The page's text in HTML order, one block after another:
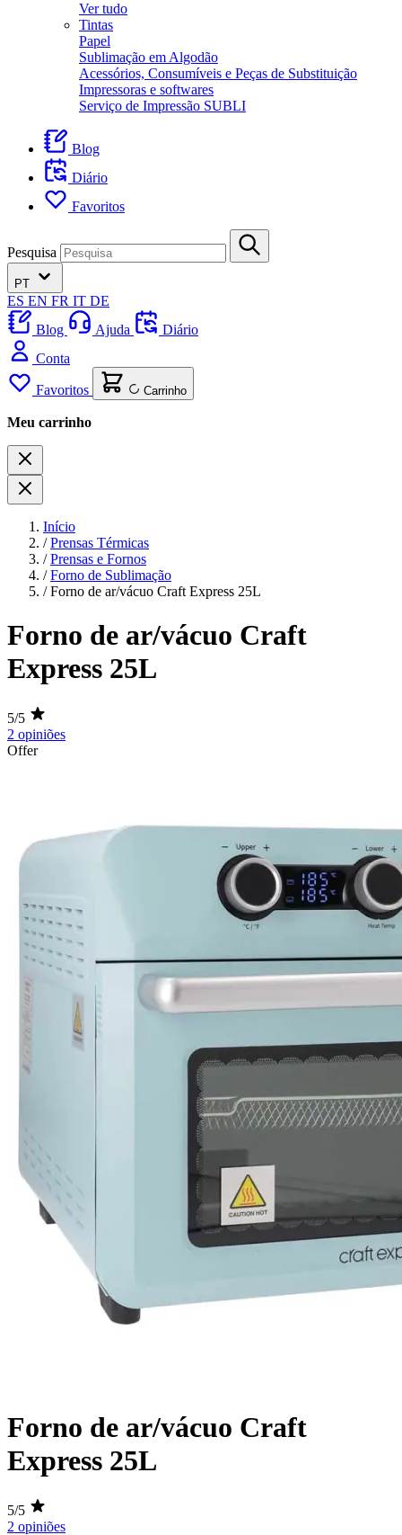
Ver tudo
Tintas
Papel
Sublimação em Algodão
Acessórios, Consumíveis e Peças de Substituição
Impressoras e softwares
Serviço de Impressão SUBLI
Blog
Diário
Favoritos
Pesquisa
PT
ES EN FR IT DE
Blog
Ajuda
Diário
Conta
Favoritos Carrinho
Meu carrinho
Início
/ Prensas Térmicas
/ Prensas e Fornos
/ Forno de Sublimação
/ Forno de ar/vácuo Craft Express 25L
Forno de ar/vácuo Craft
Express 25L
5/5
2 opiniões
Offer
Forno de ar/vácuo Craft
Express 25L
5/5
2 opiniões